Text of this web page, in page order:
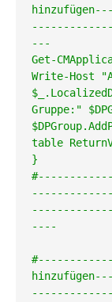
---
Get-
Write-Host
Gruppe:"
table
}
----